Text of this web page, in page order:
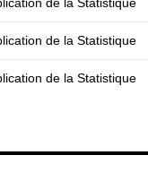
de la Statistique
de la Statistique